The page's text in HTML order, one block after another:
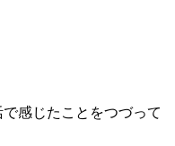
感じたことをつづって